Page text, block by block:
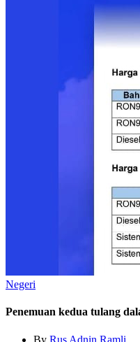
Negeri
Penemuan kedua tulang
By Rus Adnin Ramli